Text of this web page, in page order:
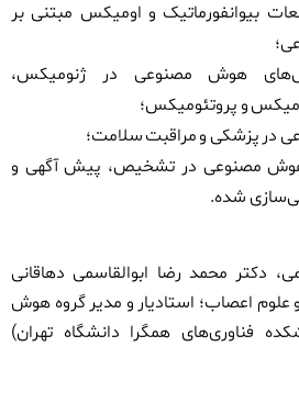
بیوانفورماتیک و اومیکس مبتنی بر
هوش مصنوعی در ژنومیکس،
و پروتئومیکس؛
در پزشکی و مراقبت سلامت؛
هوش مصنوعی در تشخیص، پیش آگهی و
شده.
دکتر محمد رضا ابوالقاسمی دهاقانی
اعصاب؛ استادیار و مدیر گروه هوش
فناوری‌های همگرا دانشگاه تهران)